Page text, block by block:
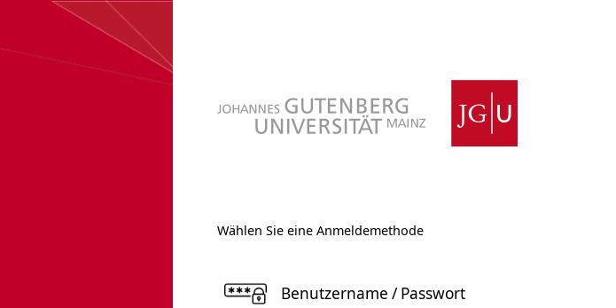
Wählen Sie eine Anmeldemethode
Benutzername / Passwort